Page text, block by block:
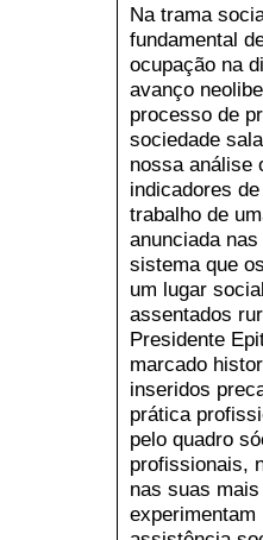
Na trama
fundamental
ocupação na
avanço
processo de
sociedade
nossa análise
indicadores
trabalho de
anunciada
sistema que
um lugar
assentados
Presidente
marcado
inseridos
prática
pelo quadro
profissionais,
nas suas
experimentam